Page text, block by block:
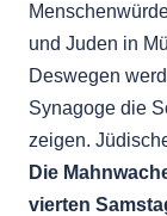
und Juden in
Deswegen
Synagoge die
zeigen.
Die
vierten